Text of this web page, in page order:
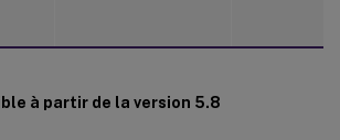
à partir de la version 5.8